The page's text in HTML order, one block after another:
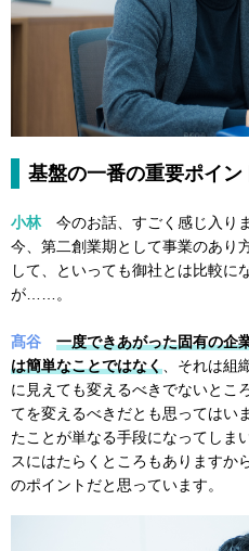
基盤の一番の重要ポイン
小林今のお話、すごく感じ入り
今、第二創業期として事業のあり
して、といっても御社とは比較に
が……。
髙谷
一度できあがった固有の企
は簡単なことではなく 、それは組
に見えても変えるべきでないとこ
てを変えるべきだとも思ってはい
たことが単なる手段になってしま
スにはたらくところもありますか
のポイントだと思っています。